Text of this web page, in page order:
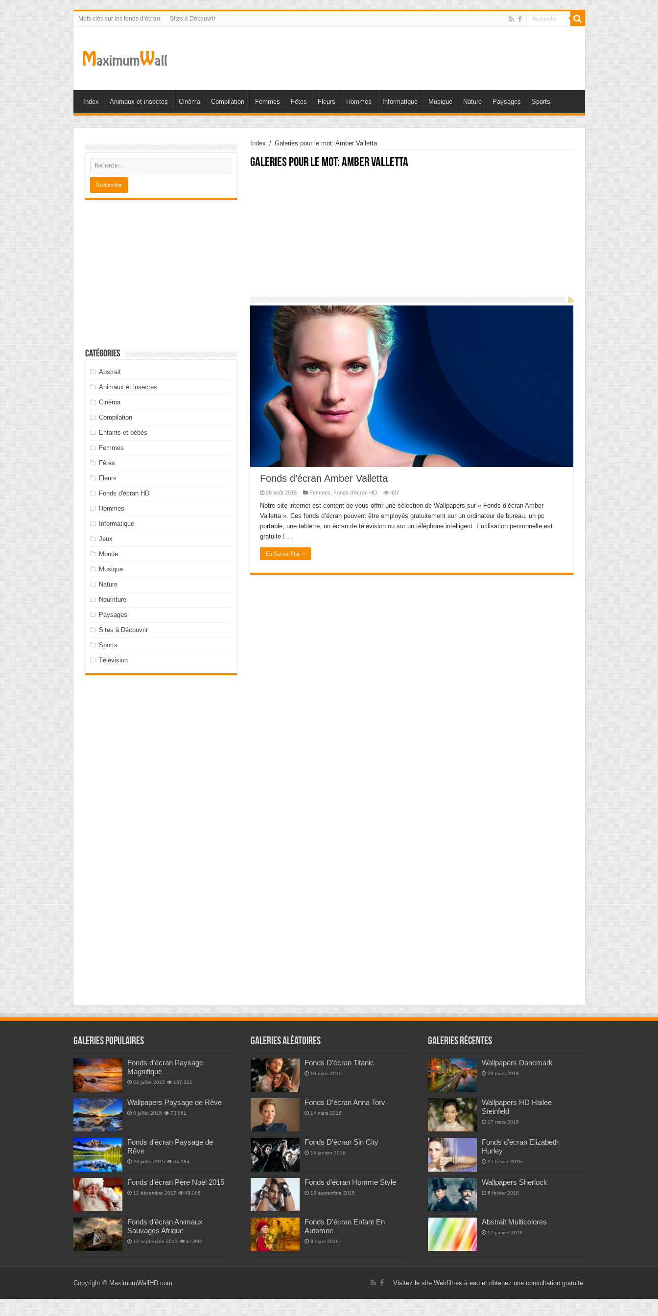
Mots clés sur les fonds d’écran Sites à Découvrir
Index Animaux et insectes Cinéma Compilation Femmes Fêtes Fleurs Hommes Informatique Musique Nature Paysages Sports
Index / Galeries pour le mot: Amber Valletta
Galeries pour le mot:Amber Valletta
Fonds d’écran Amber Valletta
28 août 2015 Femmes Fonds d'écran HD 437
Notre site internet est content de vous offrir une sélection de Wallpapers sur « Fonds d’écran Amber
Valletta ». Ces fonds d’écran peuvent être employés gratuitement sur un ordinateur de bureau, un pc
portable, une tablette, un écran de télévision ou sur un téléphone intelligent. L’utilisation personnelle est
gratuite ! …
En Savoir Plus »
Catégories
Abstrait
Animaux et insectes
Cinéma
Compilation
Enfants et bébés
Femmes
Fêtes
Fleurs
Fonds d'écran HD
Hommes
Informatique
Jeux
Monde
Musique
Nature
Nourriture
Paysages
Sites à Découvrir
Sports
Télévision
Galeries Populaires
Fonds d’écran Paysage
Magnifique
23 juillet 2015 137,321
Wallpapers Paysage de Rêve
6 juillet 2015 73,861
Fonds d’écran Paysage de
Rêve
23 juillet 2015 64,284
Fonds d’écran Père Noël 2015
12 décembre 2017 49,085
Fonds d’écran Animaux
Sauvages Afrique
12 septembre 2015 47,892
Galeries Aléatoires
Fonds D’écran Titanic
10 mars 2016
Fonds D’écran Anna Torv
14 mars 2016
Fonds D’écran Sin City
14 janvier 2016
Fonds d’écran Homme Style
18 septembre 2015
Fonds D’écran Enfant En
Automne
8 mars 2016
Galeries Récentes
Wallpapers Danemark
20 mars 2018
Wallpapers HD Hailee
Steinfeld
17 mars 2018
Fonds d’écran Elizabeth
Hurley
25 février 2018
Wallpapers Sherlock
6 février 2018
Abstrait Multicolores
17 janvier 2018
Visitez le site Webfiltres à eauet obtenez une consultation gratuite.
Copyright © MaximumWallHD.com